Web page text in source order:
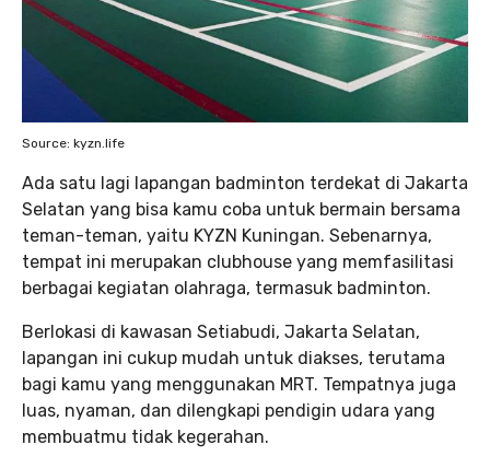
Source: kyzn.life
Ada satu lagi lapangan badminton terdekat di Jakarta
Selatan yang bisa kamu coba untuk bermain bersama
teman-teman, yaitu KYZN Kuningan. Sebenarnya,
tempat ini merupakan clubhouse yang memfasilitasi
berbagai kegiatan olahraga, termasuk badminton.
Berlokasi di kawasan Setiabudi, Jakarta Selatan,
lapangan ini cukup mudah untuk diakses, terutama
bagi kamu yang menggunakan MRT. Tempatnya juga
luas, nyaman, dan dilengkapi pendigin udara yang
membuatmu tidak kegerahan.